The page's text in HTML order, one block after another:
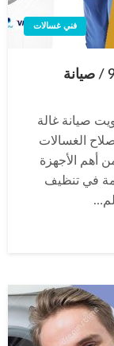
فني غسالات
فني تصليح غسالات القرين / 98025055 / صيانة
صيانة غالة
الغسالات
أهم الأجهزة
في تنظيف